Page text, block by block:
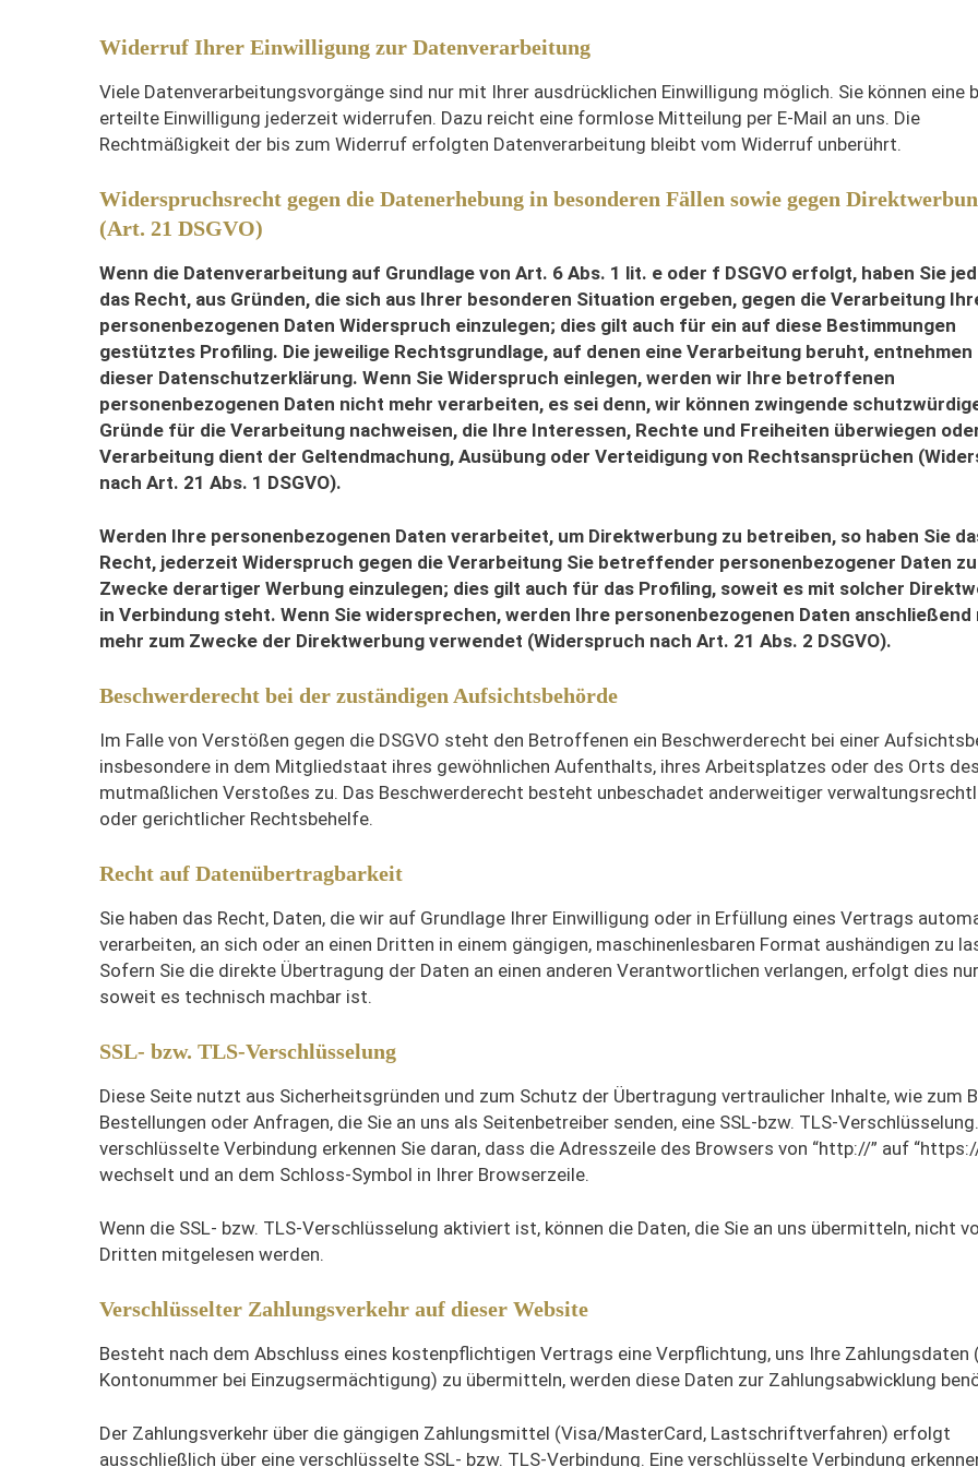
Widerruf Ihrer Einwilligung zur Datenverarbeitung
Viele Datenverarbeitungsvorgänge sind nur mit Ihrer ausdrücklichen Einwilligung möglich. Sie können eine
erteilte Einwilligung jederzeit widerrufen. Dazu reicht eine formlose Mitteilung per E-Mail an uns. Die
Rechtmäßigkeit der bis zum Widerruf erfolgten Datenverarbeitung bleibt vom Widerruf unberührt.
Widerspruchsrecht gegen die Datenerhebung in besonderen Fällen sowie gegen
(Art. 21 DSGVO)
Wenn die Datenverarbeitung auf Grundlage von Art. 6 Abs. 1 lit. e oder f DSGVO erfolgt, haben Sie
das Recht, aus Gründen, die sich aus Ihrer besonderen Situation ergeben, gegen die Verarbeitung
personenbezogenen Daten Widerspruch einzulegen; dies gilt auch für ein auf diese Bestimmungen
gestütztes Profiling. Die jeweilige Rechtsgrundlage, auf denen eine Verarbeitung beruht, entnehmen
dieser Datenschutzerklärung. Wenn Sie Widerspruch einlegen, werden wir Ihre betroffenen
personenbezogenen Daten nicht mehr verarbeiten, es sei denn, wir können zwingende
Gründe für die Verarbeitung nachweisen, die Ihre Interessen, Rechte und Freiheiten überwiegen
Verarbeitung dient der Geltendmachung, Ausübung oder Verteidigung von Rechtsansprüchen
nach Art. 21 Abs. 1 DSGVO).
Werden Ihre personenbezogenen Daten verarbeitet, um Direktwerbung zu betreiben, so haben Sie
Recht, jederzeit Widerspruch gegen die Verarbeitung Sie betreffender personenbezogener Daten
Zwecke derartiger Werbung einzulegen; dies gilt auch für das Profiling, soweit es mit solcher
in Verbindung steht. Wenn Sie widersprechen, werden Ihre personenbezogenen Daten
mehr zum Zwecke der Direktwerbung verwendet (Widerspruch nach Art. 21 Abs. 2 DSGVO).
Beschwerderecht bei der zuständigen Aufsichtsbehörde
Im Falle von Verstößen gegen die DSGVO steht den Betroffenen ein Beschwerderecht bei einer
insbesondere in dem Mitgliedstaat ihres gewöhnlichen Aufenthalts, ihres Arbeitsplatzes oder des Orts
mutmaßlichen Verstoßes zu. Das Beschwerderecht besteht unbeschadet anderweitiger
oder gerichtlicher Rechtsbehelfe.
Recht auf Datenübertragbarkeit
Sie haben das Recht, Daten, die wir auf Grundlage Ihrer Einwilligung oder in Erfüllung eines Vertrags
verarbeiten, an sich oder an einen Dritten in einem gängigen, maschinenlesbaren Format aushändigen zu
Sofern Sie die direkte Übertragung der Daten an einen anderen Verantwortlichen verlangen, erfolgt dies
soweit es technisch machbar ist.
SSL- bzw. TLS-Verschlüsselung
Diese Seite nutzt aus Sicherheitsgründen und zum Schutz der Übertragung vertraulicher Inhalte, wie zum
Bestellungen oder Anfragen, die Sie an uns als Seitenbetreiber senden, eine SSL-bzw. TLS-
verschlüsselte Verbindung erkennen Sie daran, dass die Adresszeile des Browsers von “http://” auf
wechselt und an dem Schloss-Symbol in Ihrer Browserzeile.
Wenn die SSL- bzw. TLS-Verschlüsselung aktiviert ist, können die Daten, die Sie an uns übermitteln, nicht
Dritten mitgelesen werden.
Verschlüsselter Zahlungsverkehr auf dieser Website
Besteht nach dem Abschluss eines kostenpflichtigen Vertrags eine Verpflichtung, uns Ihre Zahlungsdaten
Kontonummer bei Einzugsermächtigung) zu übermitteln, werden diese Daten zur Zahlungsabwicklung
Der Zahlungsverkehr über die gängigen Zahlungsmittel (Visa/MasterCard, Lastschriftverfahren) erfolgt
ausschließlich über eine verschlüsselte SSL- bzw. TLS-Verbindung. Eine verschlüsselte Verbindung